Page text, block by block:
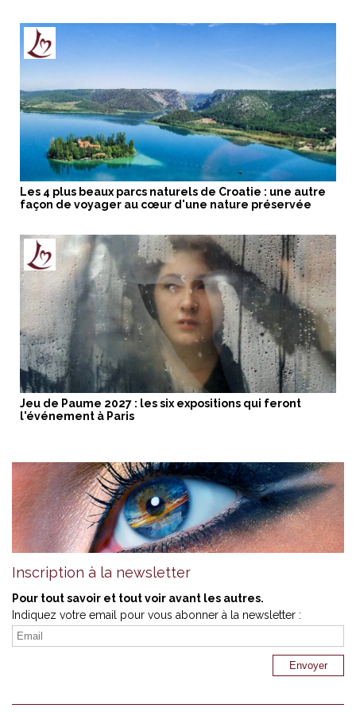
Les 4 plus beaux parcs naturels de Croatie : une autre
façon de voyager au cœur d'une nature préservée
Jeu de Paume 2027 : les six expositions qui feront
l'événement à Paris
Inscription à la newsletter
Pour tout savoir et tout voir avant les autres.
Indiquez votre email pour vous abonner à la newsletter :